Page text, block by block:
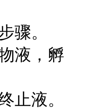
骤。
液，孵
止液。